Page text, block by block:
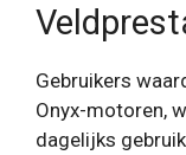
Gebruikers
Onyx-motoren,
dagelijks